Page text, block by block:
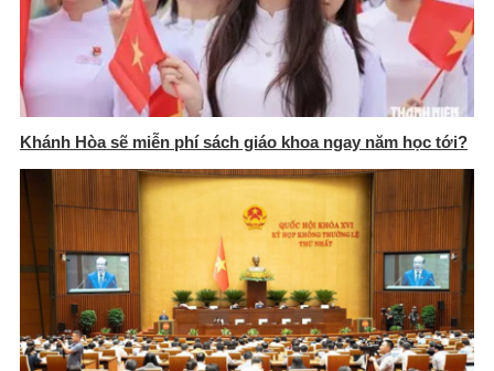
Khánh Hòa sẽ miễn phí sách giáo khoa ngay năm học tới?